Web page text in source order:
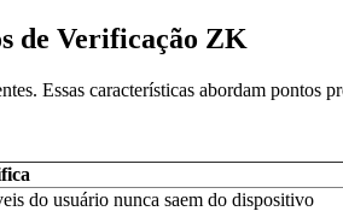
de Verificação ZK
Essas características abordam pontos
do usuário nunca saem do dispositivo